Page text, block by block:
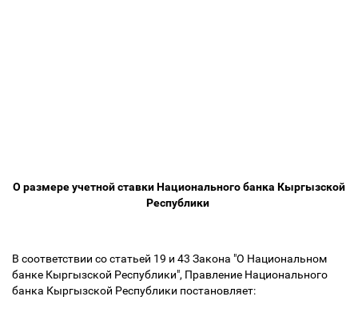
О размере учетной ставки Национального банка Кыргызской
Республики
В соответствии со статьей 19 и 43 Закона "О Национальном
банке Кыргызской Республики", Правление Национального
банка Кыргызской Республики постановляет: